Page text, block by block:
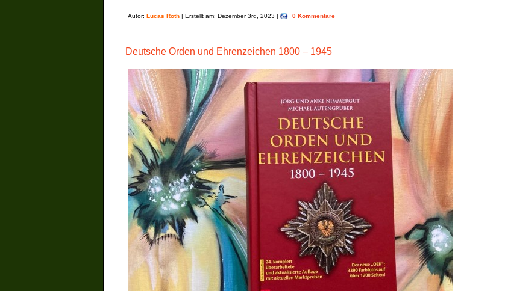
Autor: Lucas Roth | Erstellt am: Dezember 3rd, 2023 | 0 Kommentare
Deutsche Orden und Ehrenzeichen 1800 – 1945